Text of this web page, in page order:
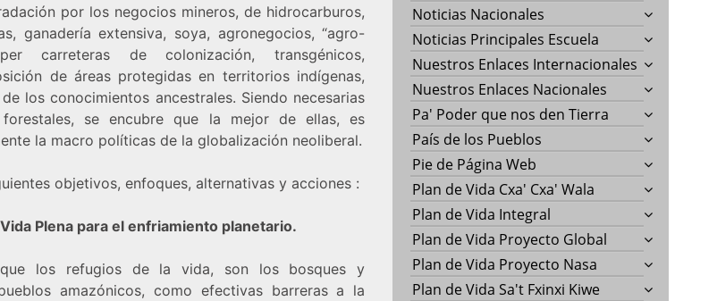
por los negocios mineros, de hidrocarburos,
ganadería extensiva, soya, agronegocios, “agro-
carreteras de colonización, transgénicos,
de áreas protegidas en territorios indígenas,
los conocimientos ancestrales. Siendo necesarias
forestales, se encubre que la mejor de ellas, es
la macro políticas de la globalización neoliberal.
objetivos, enfoques, alternativas y acciones :
Plena para el enfriamiento planetario.
que los refugios de la vida, son los bosques y
amazónicos, como efectivas barreras a la
Noticias Nacionales
Noticias Principales Escuela
Nuestros Enlaces Internacionales
Nuestros Enlaces Nacionales
Pa' Poder que nos den Tierra
País de los Pueblos
Pie de Página Web
Plan de Vida Cxa' Cxa' Wala
Plan de Vida Integral
Plan de Vida Proyecto Global
Plan de Vida Proyecto Nasa
Plan de Vida Sa't Fxinxi Kiwe